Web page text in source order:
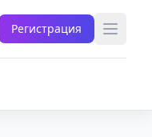
Регистрация